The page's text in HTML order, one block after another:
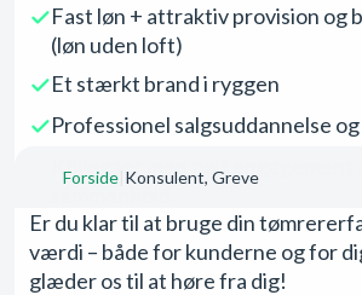
Fast løn + attraktiv provision og
(løn uden loft)
Et stærkt brand i ryggen
Professionel salgsuddannelse
Kollegaer med højt engagement
Mindre fysisk slid – men stadig
faglighed
Forside Konsulent, Greve
Er du klar til at bruge din
værdi – både for kunderne og for
glæder os til at høre fra dig!